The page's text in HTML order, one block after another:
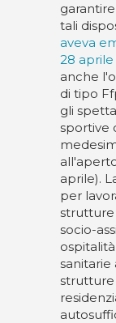
tali
aveva
28 aprile
anche
di tipo
gli
sportive
aprile).
per
strutture
socio-
sanitarie
strutture